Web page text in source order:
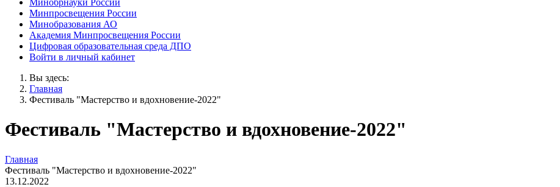
Минобрнауки России
Минпросвещения России
Минобразования АО
Академия Минпросвещения России
Цифровая образовательная среда ДПО
Войти в личный кабинет
Вы здесь:
Главная
Фестиваль "Мастерство и вдохновение-2022"
Фестиваль "Мастерство и вдохновение-2022"
Главная
Фестиваль "Мастерство и вдохновение-2022"
13.12.2022